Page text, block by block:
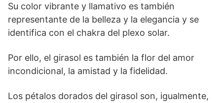
Su color vibrante y llamativo es también
representante de la belleza y la elegancia y se
identifica con el chakra del plexo solar.
Por ello, el girasol es también la flor del amor
incondicional, la amistad y la fidelidad.
Los pétalos dorados del girasol son, igualmente,